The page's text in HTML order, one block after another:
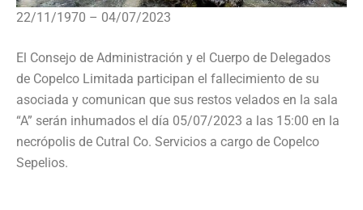
22/11/1970 – 04/07/2023
El Consejo de Administración y el Cuerpo de Delegados
de Copelco Limitada participan el fallecimiento de su
asociada y comunican que sus restos velados en la sala
“A” serán inhumados el día 05/07/2023 a las 15:00 en la
necrópolis de Cutral Co. Servicios a cargo de Copelco
Sepelios.